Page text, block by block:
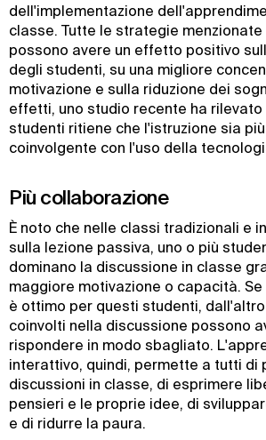
dell'implementazione
classe. Tutte le strategie menzionate
possono avere un effetto positivo
degli studenti, su una migliore
motivazione e sulla riduzione dei
effetti, uno studio recente ha rilevato
studenti ritiene che l'istruzione sia
coinvolgente con l'uso della
Più collaborazione
È noto che nelle classi tradizionali e
sulla lezione passiva, uno o più
dominano la discussione in classe
maggiore motivazione o capacità.
è ottimo per questi studenti,
coinvolti nella discussione possono
rispondere in modo sbagliato.
interattivo, quindi, permette a tutti di
discussioni in classe, di esprimere
pensieri e le proprie idee, di
e di ridurre la paura.